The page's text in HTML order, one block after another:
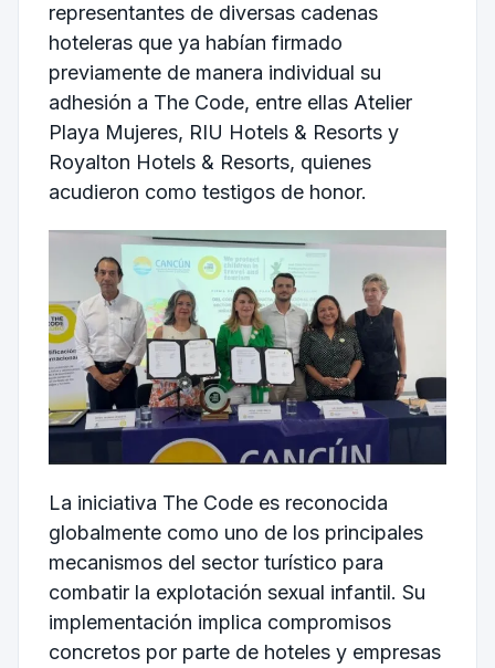
representantes de diversas cadenas
hoteleras que ya habían firmado
previamente de manera individual su
adhesión a The Code, entre ellas Atelier
Playa Mujeres, RIU Hotels & Resortsy
Royalton Hotels & Resorts, quienes
acudieron como testigos de honor.
La iniciativa The Code es reconocida
globalmente como uno de los principales
mecanismos del sector turístico para
combatir la explotación sexual infantil. Su
implementación implica compromisos
concretos por parte de hoteles y empresas